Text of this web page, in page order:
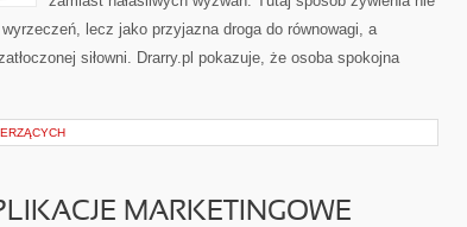
lecz jako przyjazna droga do równowagi, a
siłowni. Drarry.pl pokazuje, że osoba spokojna
MARKETINGOWE